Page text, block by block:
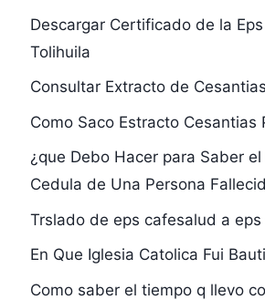
Descargar Certificado de la
Tolihuila
Consultar Extracto de Cesantias
Como Saco Estracto Cesantias
¿que Debo Hacer para Saber
Cedula de Una Persona
Trslado de eps cafesalud a eps
En Que Iglesia Catolica Fui
Como saber el tiempo q llevo